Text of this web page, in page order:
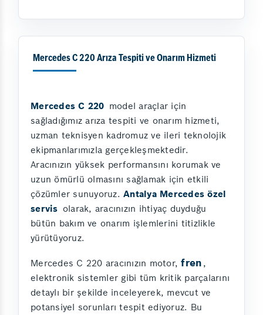
Mercedes C 220 Arıza Tespiti ve Onarım Hizmeti
Mercedes C 220 model araçlar için
sağladığımız arıza tespiti ve onarım hizmeti,
uzman teknisyen kadromuz ve ileri teknolojik
ekipmanlarımızla gerçekleşmektedir.
Aracınızın yüksek performansını korumak ve
uzun ömürlü olmasını sağlamak için etkili
çözümler sunuyoruz. Antalya Mercedes özel
servis olarak, aracınızın ihtiyaç duyduğu
bütün bakım ve onarım işlemlerini titizlikle
yürütüyoruz.
Mercedes C 220 aracınızın motor,fren ,
elektronik sistemler gibi tüm kritik parçalarını
detaylı bir şekilde inceleyerek, mevcut ve
potansiyel sorunları tespit ediyoruz. Bu